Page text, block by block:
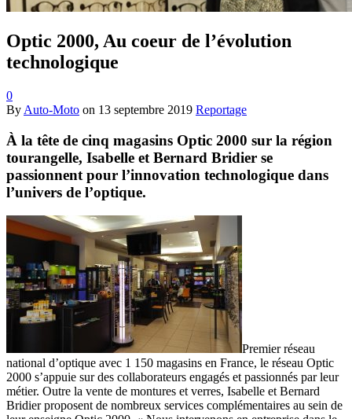
Optic 2000, Au coeur de l’évolution
technologique
0
By Auto-Moto on 13 septembre 2019 Reportage
À la tête de cinq magasins Optic 2000 sur la région
tourangelle, Isabelle et Bernard Bridier se
passionnent pour l’innovation technologique dans
l’univers de l’optique.
Premier réseau
national d’optique avec 1 150 magasins en France, le réseau Optic
2000 s’appuie sur des collaborateurs engagés et passionnés par leur
métier. Outre la vente de montures et verres, Isabelle et Bernard
Bridier proposent de nombreux services complémentaires au sein de